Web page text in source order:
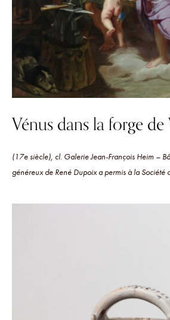
Vénus dans la forge
(17e siècle), cl. Galerie Jean-François Heim –
généreux de René Dupoix a permis à la Société